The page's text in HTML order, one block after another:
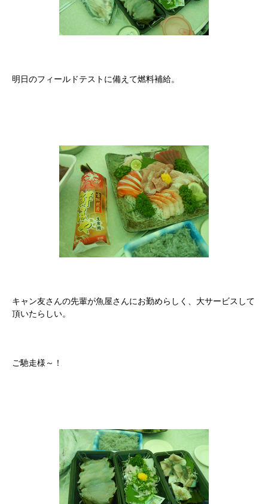
明日のフィールドテストに備えて燃料補給。
キャン友さんの先輩が魚屋さんにお勤めらしく、大サービスして
頂いたらしい。
ご馳走様～！